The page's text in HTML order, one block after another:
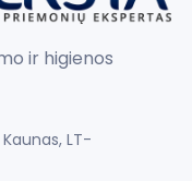
ir higienos
LT-